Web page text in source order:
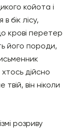
койота і
бік лісу,
крові перетер
його породи,
дійсно
він ніколи
розриву